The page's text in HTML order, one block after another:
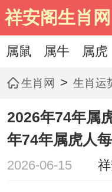
祥安阁生肖网
属鼠 属牛 属虎
生肖网 > 生肖运
2026年74年属
年74年属虎人
2026-06-15